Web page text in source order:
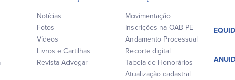
Notícias
Fotos
Vídeos
Livros e Cartilhas
Revista Advogar
Movimentação
Inscrições na OAB-PE
Andamento Processual
Recorte digital
Tabela de Honorários
Atualização cadastral